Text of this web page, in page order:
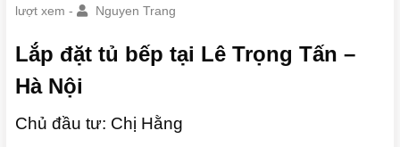
lượt xem -
Nguyen Trang
Lắp đặt tủ bếp tại Lê Trọng Tấn –
Hà Nội
Chủ đầu tư: Chị Hằng